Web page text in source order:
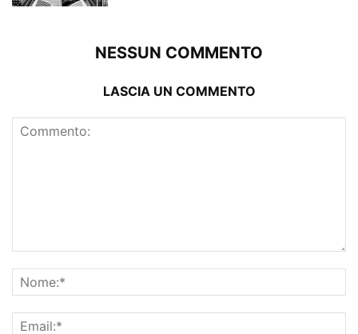
NESSUN COMMENTO
LASCIA UN COMMENTO